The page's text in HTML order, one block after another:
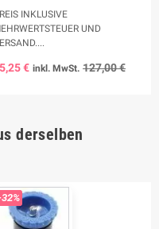
INKLUSIVE
UND
€ inkl. MwSt. 127,00 €
derselben